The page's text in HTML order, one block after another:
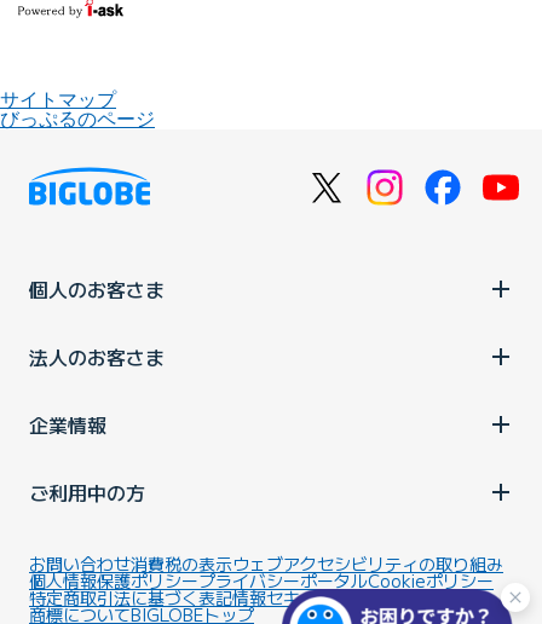
サイトマップ
びっぷるのページ
個人のお客さま
法人のお客さま
企業情報
ご利用中の方
お問い合わせ消費税の表示ウェブアクセシビリティの取り組み
個人情報保護ポリシープライバシーポータルCookieポリシー
特定商取引法に基づく表記情報セキュリティ基本方針
商標についてBIGLOBEトップ